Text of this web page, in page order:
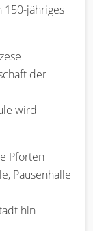
150-jähriges
der
wird
Pforten
Pausenhalle
hin